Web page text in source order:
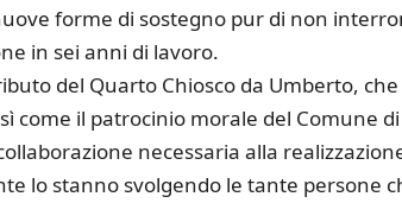
forme di sostegno pur di non
in sei anni di lavoro.
del Quarto Chiosco da Umberto,
come il patrocinio morale del Comune
necessaria alla
lo stanno svolgendo le tante persone